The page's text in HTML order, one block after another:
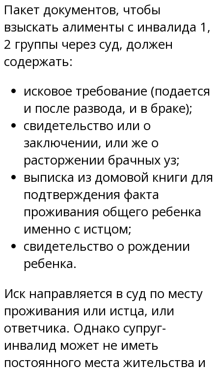
Пакет документов, чтобы
взыскать алименты с инвалида 1,
2 группы через суд, должен
содержать:
исковое требование (подается
и после развода, и в браке);
свидетельство или о
заключении, или же о
расторжении брачных уз;
выписка из домовой книги для
подтверждения факта
проживания общего ребенка
именно с истцом;
свидетельство о рождении
ребенка.
Иск направляется в суд по месту
проживания или истца, или
ответчика. Однако супруг-
инвалид может не иметь
постоянного места жительства и